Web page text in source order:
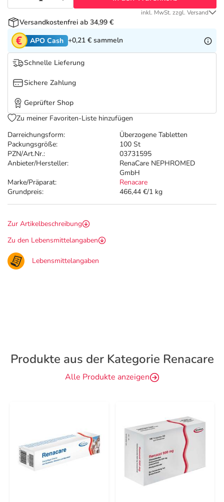
Tierapotheke
Vitamine & Mineralstoffe
Marken
Salus Deals
Darreichungsform:
Überzogene Tabletten
Packungsgröße:
100 St
PZN/Art.Nr.:
03731595
Anbieter/Hersteller:
RenaCare NEPHROMED
GmbH
Marke/Präparat:
Renacare
Grundpreis:
466,44 €/1 kg
inkl. MwSt. zzgl. Versand
Versandkostenfrei ab 34,99 €
APO Cash +0,21 € sammeln
Schnelle Lieferung
Sichere Zahlung
Geprüfter Shop
Zu meiner Favoriten-Liste hinzufügen
Zur Artikelbeschreibung
Zu den Lebensmittelangaben
Lebensmittelangaben
Produkte aus der Kategorie Renacare
Alle Produkte anzeigen